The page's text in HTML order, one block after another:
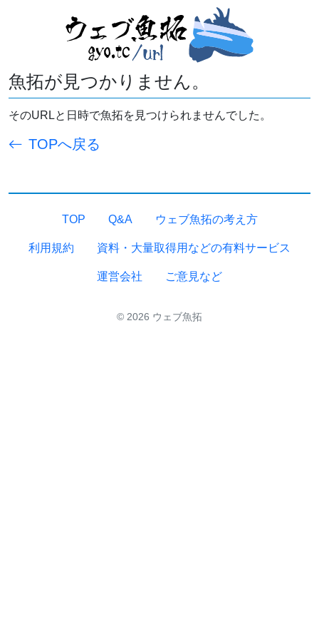
魚拓が見つかりません。
そのURLと日時で魚拓を見つけられませんでした。
TOPへ戻る
TOP Q&A ウェブ魚拓の考え方
利用規約 資料・大量取得用などの有料サービス
運営会社 ご意見など
© 2026 ウェブ魚拓